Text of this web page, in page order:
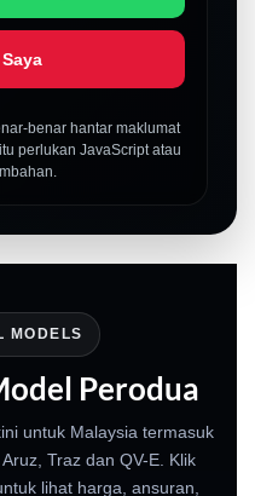
benar hantar maklumat
perlukan JavaScript atau
MODELS
Perodua
untuk Malaysia termasuk
Traz dan QV-E. Klik
lihat harga, ansuran,